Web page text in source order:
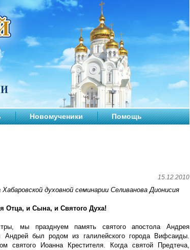
Новомученики Помощь
15.12.2010
духовной семинарии Селиванова Дионисия
Отца, и Сына, и Святого Духа!
мы празднуем память святого апостола Андрея
Андрей был родом из галилейского города Вифсаиды.
святого Иоанна Крестителя. Когда святой Предтеча,